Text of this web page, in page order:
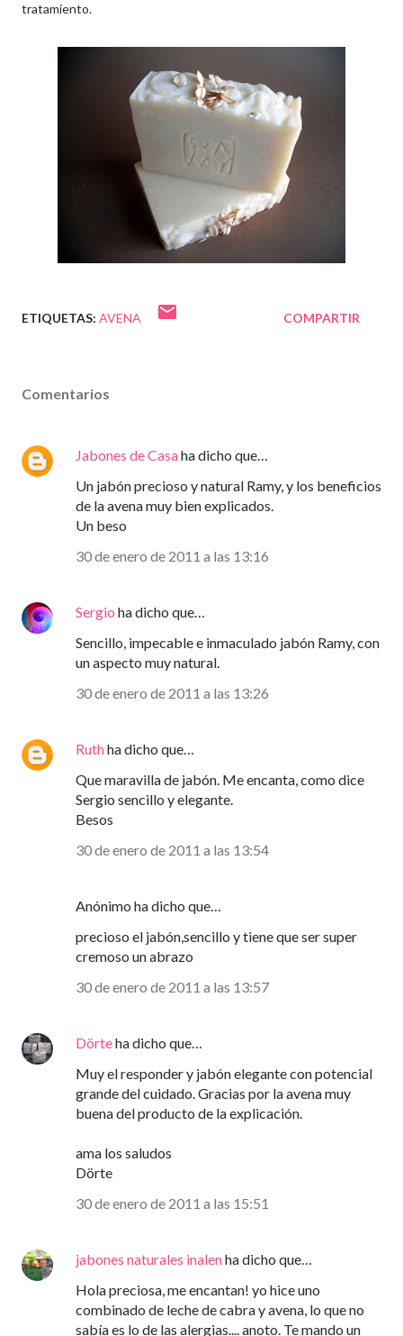
tratamiento.
ETIQUETAS: AVENA COMPARTIR
Comentarios
Jabones de Casaha dicho que…
Un jabón precioso y natural Ramy, y los beneficios
de la avena muy bien explicados.
Un beso
30 de enero de 2011 a las 13:16
Sergio ha dicho que…
Sencillo, impecable e inmaculado jabón Ramy, con
un aspecto muy natural.
30 de enero de 2011 a las 13:26
Ruthha dicho que…
Que maravilla de jabón. Me encanta, como dice
Sergio sencillo y elegante.
Besos
30 de enero de 2011 a las 13:54
Anónimo ha dicho que…
precioso el jabón,sencillo y tiene que ser super
cremoso un abrazo
30 de enero de 2011 a las 13:57
Dörteha dicho que…
Muy el responder y jabón elegante con potencial
grande del cuidado. Gracias por la avena muy
buena del producto de la explicación.
ama los saludos
Dörte
30 de enero de 2011 a las 15:51
jabones naturales inalenha dicho que…
Hola preciosa, me encantan! yo hice uno
combinado de leche de cabra y avena, lo que no
sabía es lo de las alergias.... anoto. Te mando un